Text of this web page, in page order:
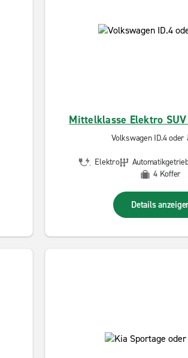
Mittelklasse Elektro
Volkswagen ID.4 oder
Elektro
4 Koffer
Details